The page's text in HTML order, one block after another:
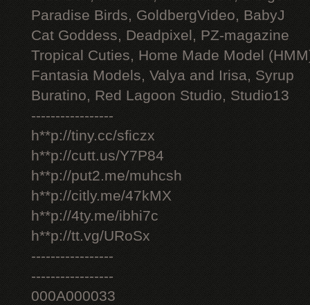
Paradise Birds, GoldbergVideo, BabyJ
Cat Goddess, Deadpixel, PZ-magazine
Tropical Cuties, Home Made Model
Fantasia Models, Valya and Irisa, Syrup
Buratino, Red Lagoon Studio, Studio13
-----------------
h**p://tiny.cc/sficzx
h**p://cutt.us/Y7P84
h**p://put2.me/muhcsh
h**p://citly.me/47kMX
h**p://4ty.me/ibhi7c
h**p://tt.vg/URoSx
-----------------
-----------------
000A000033